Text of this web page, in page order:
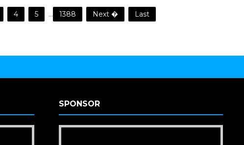
4 5 ... 1388 Next � Last
SPONSOR